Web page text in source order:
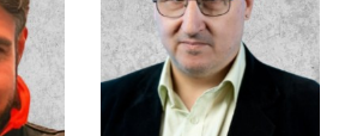
Mateusz Ciborowski